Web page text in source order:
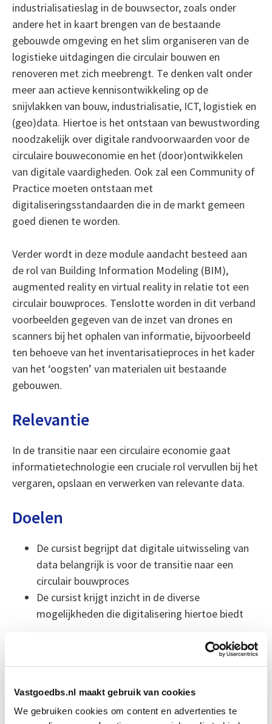
Vastgoedbs.nl maakt gebruik van cookies
We gebruiken cookies om content en advertenties te
industrialisatieslag in de bouwsector, zoals onder
andere het in kaart brengen van de bestaande
gebouwde omgeving en het slim organiseren van de
logistieke uitdagingen die circulair bouwen en
renoveren met zich meebrengt. Te denken valt onder
meer aan actieve kennisontwikkeling op de
snijvlakken van bouw, industrialisatie, ICT, logistiek en
(geo)data. Hiertoe is het ontstaan van bewustwording
noodzakelijk over digitale randvoorwaarden voor de
circulaire bouweconomie en het (door)ontwikkelen
van digitale vaardigheden. Ook zal een Community of
Practice moeten ontstaan met
digitaliseringsstandaarden die in de markt gemeen
goed dienen te worden.
Verder wordt in deze module aandacht besteed aan
de rol van Building Information Modeling (BIM),
augmented reality en virtual reality in relatie tot een
circulair bouwproces. Tenslotte worden in dit verband
voorbeelden gegeven van de inzet van drones en
scanners bij het ophalen van informatie, bijvoorbeeld
ten behoeve van het inventarisatieproces in het kader
van het ‘oogsten’ van materialen uit bestaande
gebouwen.
Relevantie
In de transitie naar een circulaire economie gaat
informatietechnologie een cruciale rol vervullen bij het
vergaren, opslaan en verwerken van relevante data.
Doelen
De cursist begrijpt dat digitale uitwisseling van
data belangrijk is voor de transitie naar een
circulair bouwproces
De cursist krijgt inzicht in de diverse
mogelijkheden die digitalisering hiertoe biedt
Deze module is los verkrijgbaar, maar ook
onderdeel van de volgende opleidingen:
Circulair Bouwen